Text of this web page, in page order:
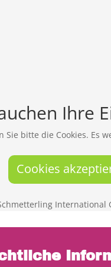
Ihre
bitte die Cookies. Es
Cookies
International